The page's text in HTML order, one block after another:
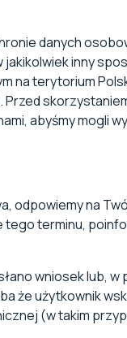
danych
inny
na terytorium
Przed
abyśmy mogli
odpowiemy na
tego terminu,
wniosek lub, w
że użytkownik
(w takim